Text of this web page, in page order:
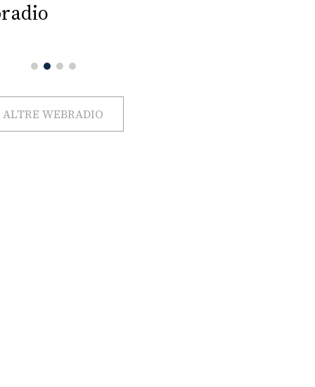
ALTRE WEBRADIO